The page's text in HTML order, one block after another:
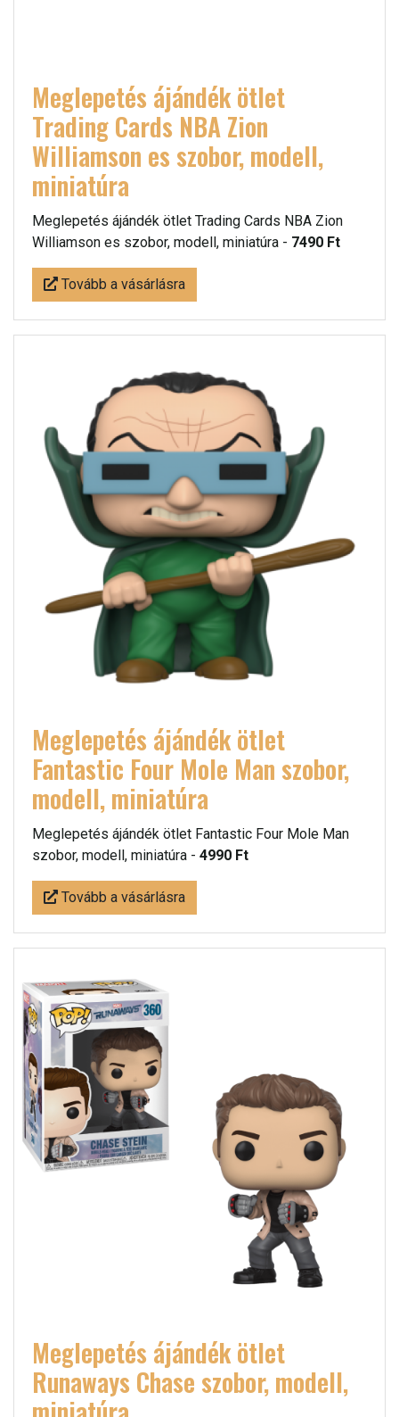
Meglepetés ájándék ötlet
Trading Cards NBA Zion
Williamson es szobor, modell,
miniatúra
Meglepetés ájándék ötlet Trading Cards NBA Zion
Williamson es szobor, modell, miniatúra - 7490 Ft
Tovább a vásárlásra
Meglepetés ájándék ötlet
Fantastic Four Mole Man szobor,
modell, miniatúra
Meglepetés ájándék ötlet Fantastic Four Mole Man
szobor, modell, miniatúra - 4990 Ft
Tovább a vásárlásra
Meglepetés ájándék ötlet
Runaways Chase szobor, modell,